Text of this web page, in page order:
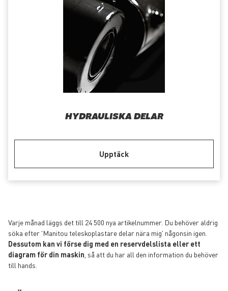
HYDRAULISKA DELAR
Upptäck
Varje månad läggs det till 24 500 nya artikelnummer. Du behöver aldrig
söka efter 'Manitou teleskoplastare delar nära mig' någonsin igen.
Dessutom kan vi förse dig med en reservdelslista eller ett
diagram för din maskin , så att du har all den information du behöver
till hands.